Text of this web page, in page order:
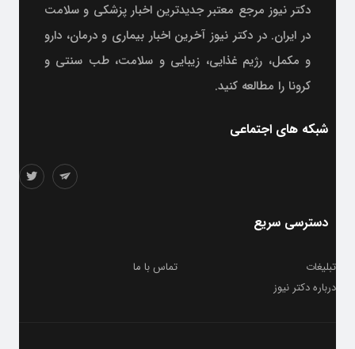
دکتر نیوز مرجع معتبر جدیدترین اخبار پزشکی و سلامت
در ایران. در دکتر نیوز آخرین اخبار بیماری و درمان، دارو
و مکمل، رژیم غذایی، زیبایی و سلامت، طب سنتی و
کرونا را مطالعه کنید.
شبکه های اجتماعی
دسترسی سریع
تبلیغات
تماس با ما
درباره دکتر نیوز